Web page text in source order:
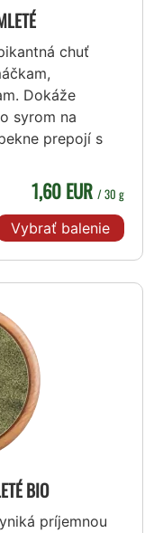
chuť
Dokáže
syrom na
prepojí s
1,60 EUR / 30 g
Vybrať balenie
BIO
príjemnou